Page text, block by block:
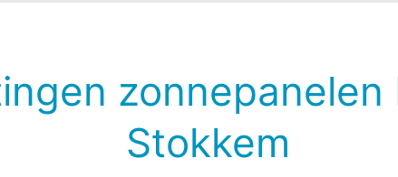
zonnepanelen
Stokkem